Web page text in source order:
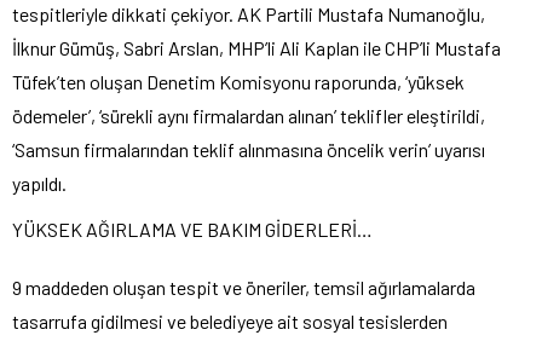
tespitleriyle dikkati çekiyor. AK Partili Mustafa Numanoğlu,
İlknur Gümüş, Sabri Arslan, MHP’li Ali Kaplan ile CHP’li Mustafa
Tüfek’ten oluşan Denetim Komisyonu raporunda, ‘yüksek
ödemeler’, ‘sürekli aynı firmalardan alınan’ teklifler eleştirildi,
‘Samsun firmalarından teklif alınmasına öncelik verin’ uyarısı
yapıldı.
YÜKSEK AĞIRLAMA VE BAKIM GİDERLERİ…
9 maddeden oluşan tespit ve öneriler, temsil ağırlamalarda
tasarrufa gidilmesi ve belediyeye ait sosyal tesislerden